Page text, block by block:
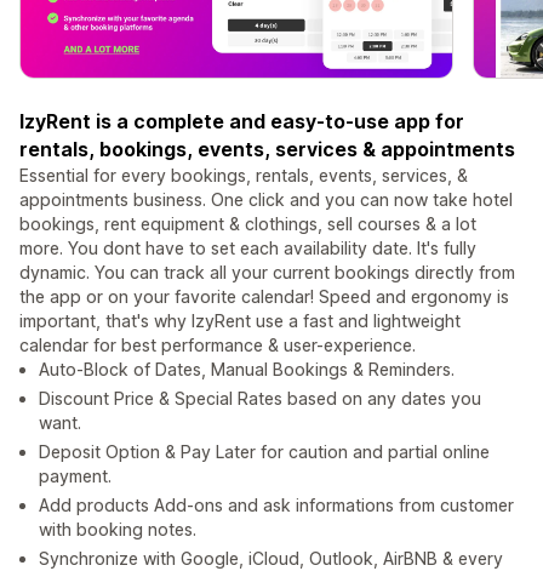
IzyRent is a complete and easy-to-use app for
rentals, bookings, events, services & appointments
Essential for every bookings, rentals, events, services, &
appointments business. One click and you can now take hotel
bookings, rent equipment & clothings, sell courses & a lot
more. You dont have to set each availability date. It's fully
dynamic. You can track all your current bookings directly from
the app or on your favorite calendar! Speed and ergonomy is
important, that's why IzyRent use a fast and lightweight
calendar for best performance & user-experience.
Auto-Block of Dates, Manual Bookings & Reminders.
Discount Price & Special Rates based on any dates you
want.
Deposit Option & Pay Later for caution and partial online
payment.
Add products Add-ons and ask informations from customer
with booking notes.
Synchronize with Google, iCloud, Outlook, AirBNB & every